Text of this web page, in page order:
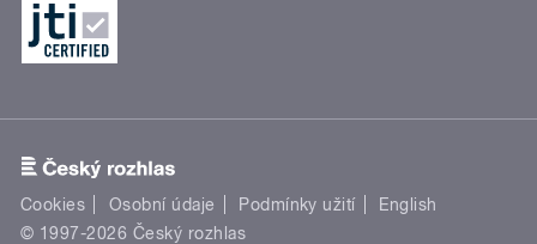
Cookies Osobní údaje Podmínky užití
English
© 1997-2026 Český rozhlas